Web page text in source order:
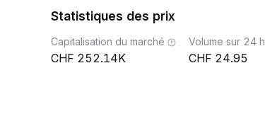
Statistiques des prix
Capitalisation du marché
252.14K
Volume sur 24 h
24.95